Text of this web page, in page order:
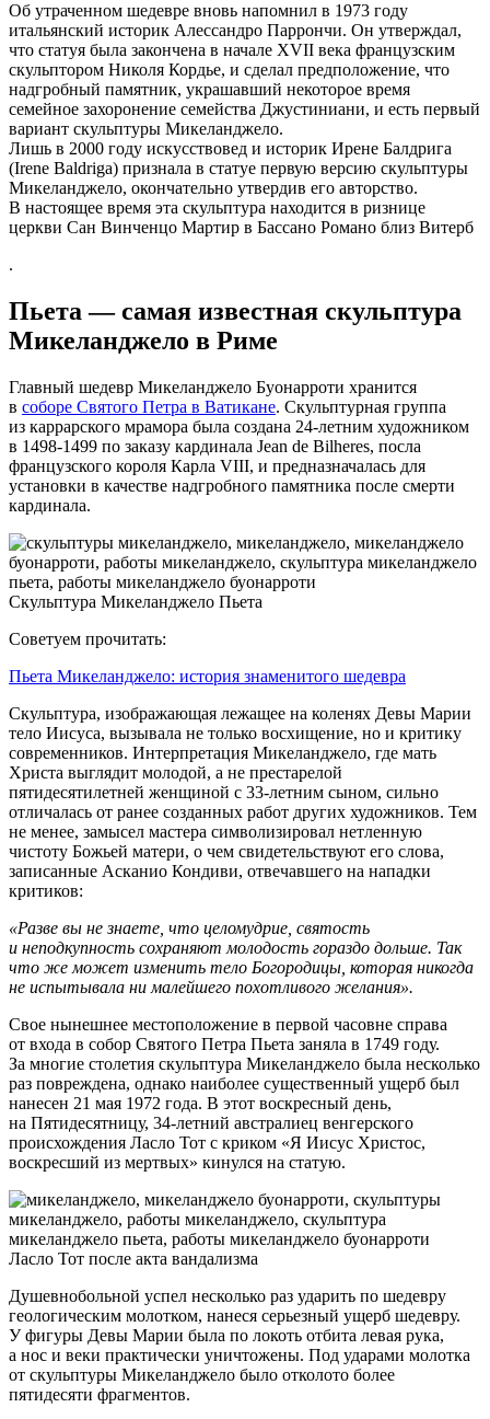
Об утраченном шедевре вновь напомнил в 1973 году
итальянский историк Алессандро Паррончи. Он утверждал,
что статуя была закончена в начале XVII века французским
скульптором Николя Кордье, и сделал предположение, что
надгробный памятник, украшавший некоторое время
семейное захоронение семейства Джустиниани, и есть первый
вариант скульптуры Микеланджело.
Лишь в 2000 году искусствовед и историк Ирене Балдрига
(Irene Baldriga) признала в статуе первую версию скульптуры
Микеланджело, окончательно утвердив его авторство.
В настоящее время эта скульптура находится в ризнице
церкви Сан Винченцо Мартир в Бассано Романо близ Витерб
.
Пьета — самая известная скульптура
Микеланджело в Риме
Главный шедевр Микеланджело Буонарроти хранится
в соборе Святого Петра в Ватикане. Скульптурная группа
из каррарского мрамора была создана 24-летним художником
в 1498-1499 по заказу кардинала Jean de Bilheres, посла
французского короля Карла VIII, и предназначалась для
установки в качестве надгробного памятника после смерти
кардинала.
Скульптура Микеланджело Пьета
Советуем прочитать:
Пьета Микеланджело: история знаменитого шедевра
Скульптура, изображающая лежащее на коленях Девы Марии
тело Иисуса, вызывала не только восхищение, но и критику
современников. Интерпретация Микеланджело, где мать
Христа выглядит молодой, а не престарелой
пятидесятилетней женщиной с 33-летним сыном, сильно
отличалась от ранее созданных работ других художников. Тем
не менее, замысел мастера символизировал нетленную
чистоту Божьей матери, о чем свидетельствуют его слова,
записанные Асканио Кондиви, отвечавшего на нападки
критиков:
«Разве вы не знаете, что целомудрие, святость
и неподкупность сохраняют молодость гораздо дольше. Так
что же может изменить тело Богородицы, которая никогда
не испытывала ни малейшего похотливого желания».
Свое нынешнее местоположение в первой часовне справа
от входа в собор Святого Петра Пьета заняла в 1749 году.
За многие столетия скульптура Микеланджело была несколько
раз повреждена, однако наиболее существенный ущерб был
нанесен 21 мая 1972 года. В этот воскресный день,
на Пятидесятницу, 34-летний австралиец венгерского
происхождения Ласло Тот с криком «Я Иисус Христос,
воскресший из мертвых» кинулся на статую.
Ласло Тот после акта вандализма
Душевнобольной успел несколько раз ударить по шедевру
геологическим молотком, нанеся серьезный ущерб шедевру.
У фигуры Девы Марии была по локоть отбита левая рука,
а нос и веки практически уничтожены. Под ударами молотка
от скульптуры Микеланджело было отколото более
пятидесяти фрагментов.